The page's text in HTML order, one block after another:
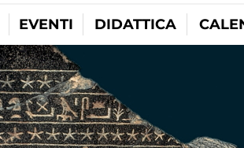
EVENTI DIDATTICA